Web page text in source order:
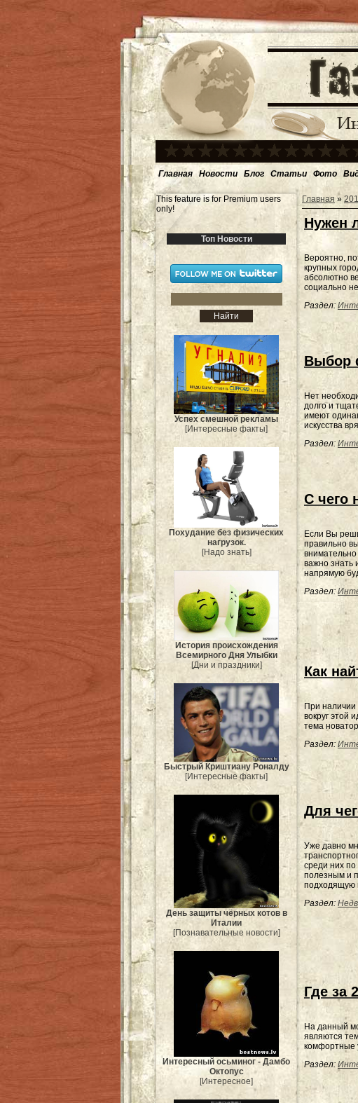
Главная Новости Блог Статьи Фото
This feature is for Premium users
only!
Топ Новости
Успех смешной рекламы
[Интересные факты]
Похудание без физических
нагрузок.
[Надо знать]
История происхождения
Всемирного Дня Улыбки
[Дни и праздники]
Быстрый Криштиану Роналду
[Интересные факты]
День защиты чёрных котов в
Италии
[Познавательные новости]
Интересный осьминог - Дамбо
Октопус
[Интересное]
Главная »
Нужен
Вероятно,
крупных
абсолютно
социально
Раздел:
Выбор
Нет
долго и
имеют
искусства
Раздел:
С чего
Если Вы
правильно
важно знать
напрямую
Раздел:
Как
При
вокруг этой
тема
Раздел:
Для
Уже давно
среди них
полезным и
подходящую
Раздел:
Где за
На данный
являются
комфортные
Раздел: